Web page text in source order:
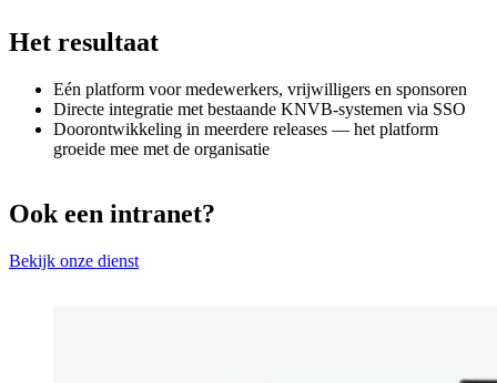
Het resultaat
Eén platform voor medewerkers, vrijwilligers en sponsoren
Directe integratie met bestaande KNVB-systemen via SSO
Doorontwikkeling in meerdere releases — het platform
groeide mee met de organisatie
Ook een intranet?
Bekijk onze dienst